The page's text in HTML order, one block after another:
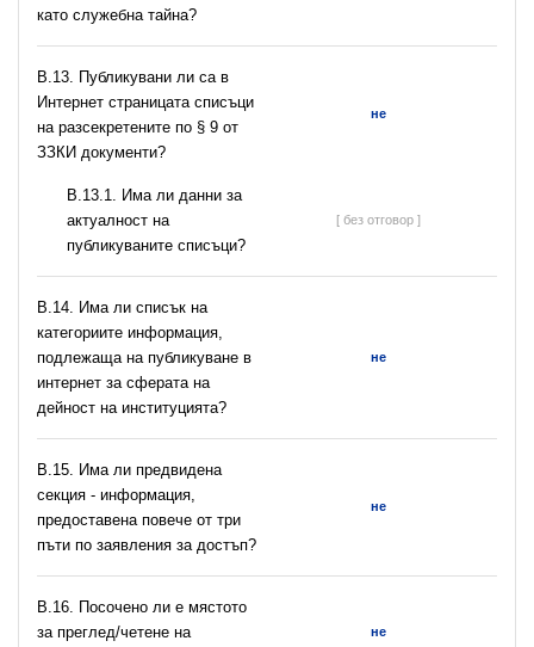
като служебна тайна?
В.13. Публикувани ли са в
Интернет страницата списъци
на разсекретените по § 9 от
ЗЗКИ документи?
не
В.13.1. Има ли данни за
актуалност на
публикуваните списъци?
[ без отговор ]
В.14. Има ли списък на
категориите информация,
подлежаща на публикуване в
интернет за сферата на
дейност на институцията?
не
В.15. Има ли предвидена
секция - информация,
предоставена повече от три
пъти по заявления за достъп?
не
В.16. Посочено ли е мястото
за преглед/четене на
не